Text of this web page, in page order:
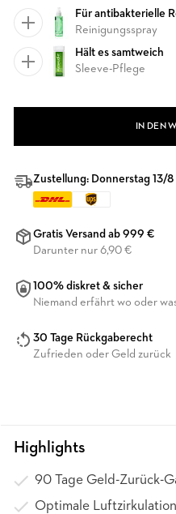
Für antibakterielle
Reinigungsspray
Hält es samtweich
Sleeve-Pflege
IN DEN
Zustellung: Donnerstag 13/8
Gratis Versand ab 999 €
Darunter nur 6,90 €
100% diskret & sicher
Niemand erfährt wo oder
30 Tage Rückgaberecht
Zufrieden oder Geld zurück
Highlights
90 Tage Geld-Zurück-
Optimale